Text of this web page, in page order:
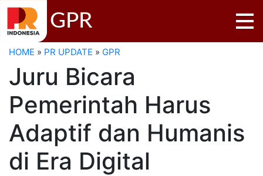
GPR
HOME » PR UPDATE » GPR
Juru Bicara
Pemerintah Harus
Adaptif dan Humanis
di Era Digital